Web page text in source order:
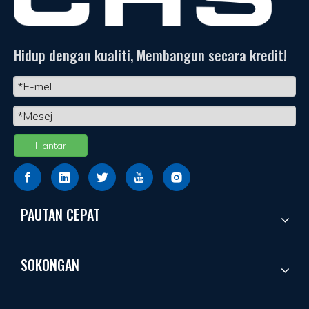
Hidup dengan kualiti, Membangun secara kredit!
Hantar
PAUTAN CEPAT
SOKONGAN